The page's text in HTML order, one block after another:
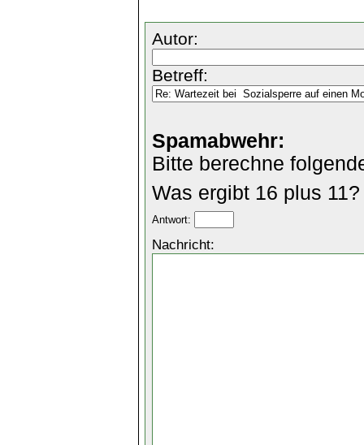
Autor:
Betreff:
Spamabwehr:
Bitte berechne
Was ergibt 16 plus 11?
Antwort:
Nachricht: